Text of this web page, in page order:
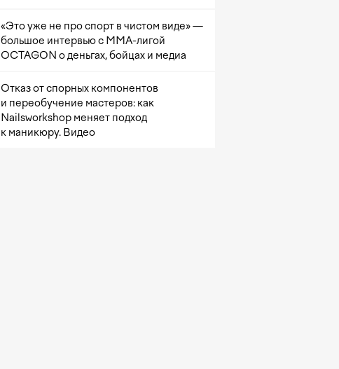
«Это уже не про спорт в чистом виде» —
большое интервью с ММА-лигой
OCTAGON о деньгах, бойцах и медиа
Отказ от спорных компонентов
и переобучение мастеров: как
Nailsworkshop меняет подход
к маникюру. Видео